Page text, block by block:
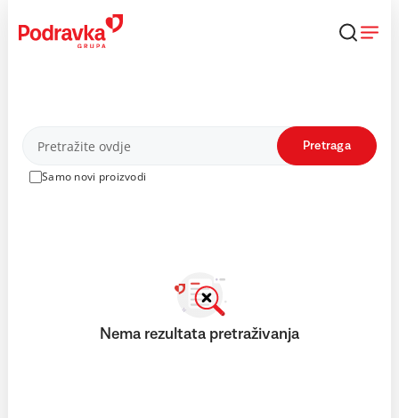
content
Proizvodi
Samo novi proizvodi
Pretraga
Nema rezultata pretraživanja